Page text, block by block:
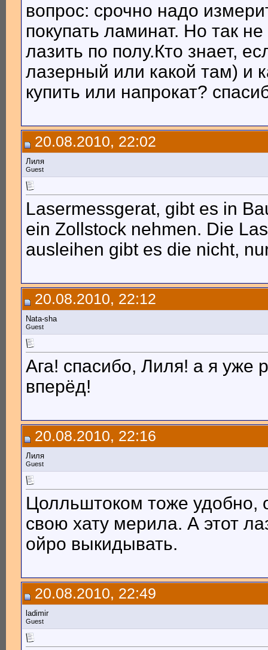
вопрос: срочно надо
покупать ламинат. Но так
лазить по полу.Кто знает,
лазерный или какой там) и
купить или напрокат?
20.08.2010, 22:02
Лиля
Guest
Lasermessgerat, gibt es in
ein Zollstock nehmen. Die
ausleihen gibt es die nicht,
20.08.2010, 22:12
Nata-sha
Guest
Ага! спасибо, Лиля! а я уже
вперёд!
20.08.2010, 22:16
Лиля
Guest
Цолльштоком тоже удобно,
свою хату мерила. А этот
ойро выкидывать.
20.08.2010, 22:49
ladimir
Guest